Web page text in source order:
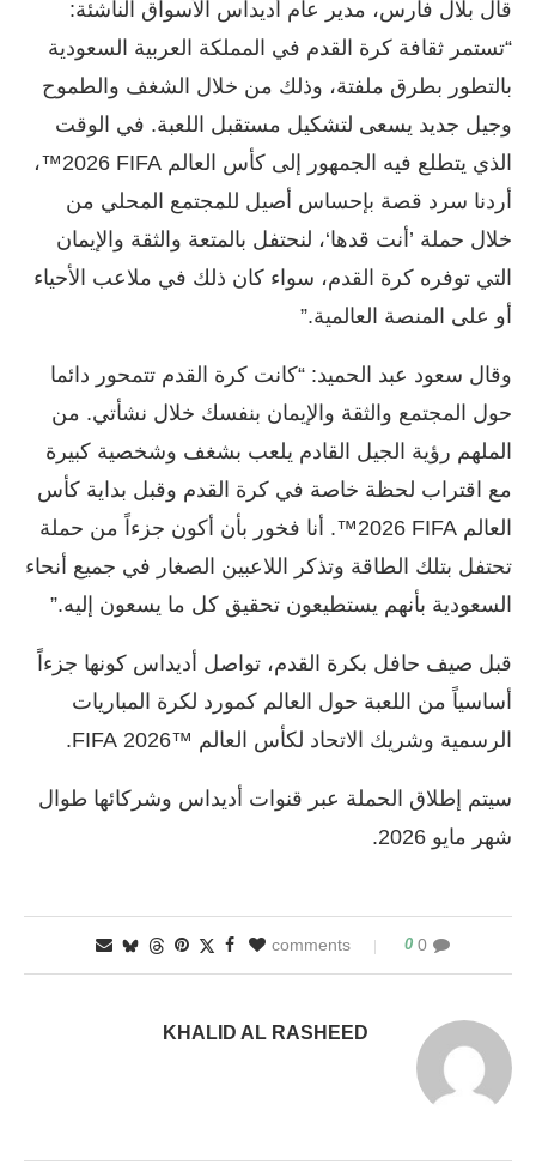
قال بلال فارس، مدير عام أديداس الأسواق الناشئة:
“تستمر ثقافة كرة القدم في المملكة العربية السعودية
بالتطور بطرق ملفتة، وذلك من خلال الشغف والطموح
وجيل جديد يسعى لتشكيل مستقبل اللعبة. في الوقت
الذي يتطلع فيه الجمهور إلى كأس العالم ‎™2026 FIFA‏،
أردنا سرد قصة بإحساس أصيل للمجتمع المحلي من
خلال حملة ’أنت قدها‘، لنحتفل بالمتعة والثقة والإيمان
التي توفره كرة القدم، سواء كان ذلك في ملاعب الأحياء
أو على المنصة العالمية.”
وقال سعود عبد الحميد: “كانت كرة القدم تتمحور دائما
حول المجتمع والثقة والإيمان بنفسك خلال نشأتي. من
الملهم رؤية الجيل القادم يلعب بشغف وشخصية كبيرة
مع اقتراب لحظة خاصة في كرة القدم وقبل بداية كأس
العالم ‎‎™2026 FIFA‏‏. أنا فخور بأن أكون جزءاً من حملة
تحتفل بتلك الطاقة وتذكر اللاعبين الصغار في جميع أنحاء
السعودية بأنهم يستطيعون تحقيق كل ما يسعون إليه.”
قبل صيف حافل بكرة القدم، تواصل أديداس كونها جزءاً
أساسياً من اللعبة حول العالم كمورد لكرة المباريات
الرسمية وشريك الاتحاد لكأس العالم ™2026 FIFA‎‏.
سيتم إطلاق الحملة عبر قنوات أديداس وشركائها طوال
شهر مايو 2026.
0 comments
0
KHALID AL RASHEED